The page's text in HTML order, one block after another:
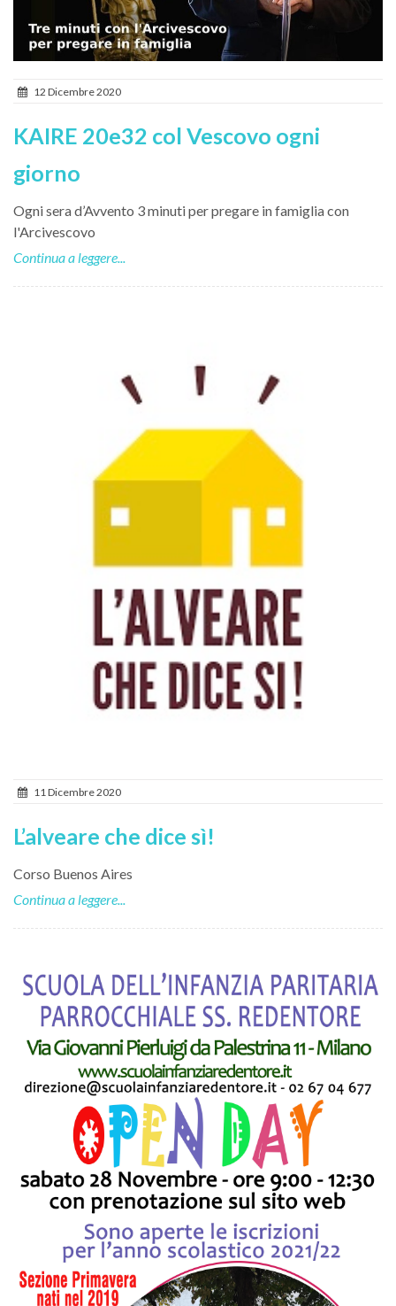
12 Dicembre 2020
KAIRE 20e32 col Vescovo ogni
giorno
Ogni sera d’Avvento 3 minuti per pregare in famiglia con
l'Arcivescovo
Continua a leggere...
11 Dicembre 2020
L’alveare che dice sì!
Corso Buenos Aires
Continua a leggere...